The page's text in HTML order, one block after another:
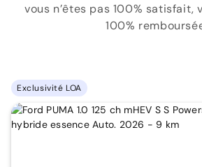
vous n’êtes pas 100% satisfait,
100%
Exclusivité LOA